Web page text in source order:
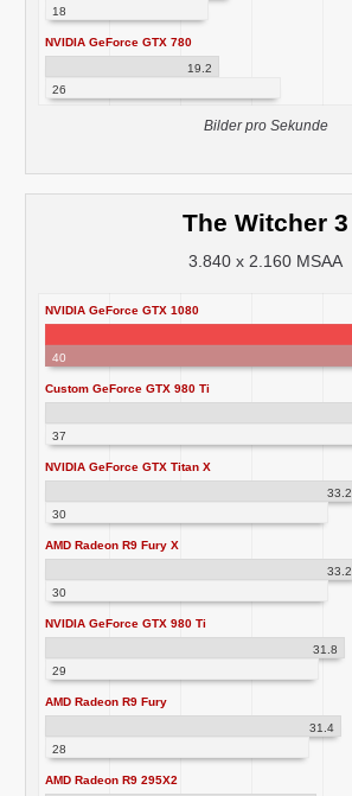
18
NVIDIA GeForce GTX 780
19.2
26
Bilder pro Sekunde
The Witcher 3
3.840 x 2.160 MSAA
NVIDIA GeForce GTX 1080
40
Custom GeForce GTX 980 Ti
37
NVIDIA GeForce GTX Titan X
33.2
30
AMD Radeon R9 Fury X
33.2
30
NVIDIA GeForce GTX 980 Ti
31.8
29
AMD Radeon R9 Fury
31.4
28
AMD Radeon R9 295X2